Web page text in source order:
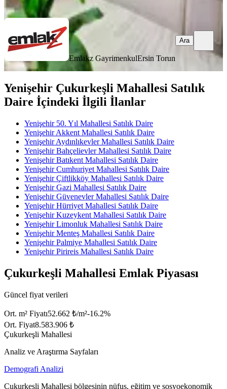
Ara
Emlakz GayrimenkulErsin Torun
Ara
Yenişehir Çukurkeşli Mahallesi Satılık
Daire İçindeki İlgili İlanlar
Yenişehir 50. Yıl Mahallesi Satılık Daire
Yenişehir Akkent Mahallesi Satılık Daire
Yenişehir Aydınlıkevler Mahallesi Satılık Daire
Yenişehir Bahçelievler Mahallesi Satılık Daire
Yenişehir Batıkent Mahallesi Satılık Daire
Yenişehir Cumhuriyet Mahallesi Satılık Daire
Yenişehir Çiftlikköy Mahallesi Satılık Daire
Yenişehir Gazi Mahallesi Satılık Daire
Yenişehir Güvenevler Mahallesi Satılık Daire
Yenişehir Hürriyet Mahallesi Satılık Daire
Yenişehir Kuzeykent Mahallesi Satılık Daire
Yenişehir Limonluk Mahallesi Satılık Daire
Yenişehir Menteş Mahallesi Satılık Daire
Yenişehir Palmiye Mahallesi Satılık Daire
Yenişehir Pirireis Mahallesi Satılık Daire
Çukurkeşli Mahallesi Emlak Piyasası
Güncel fiyat verileri
Ort. m² Fiyatı52.662 ₺/m²-16.2%
Ort. Fiyat8.583.906 ₺
Çukurkeşli Mahallesi
Analiz ve Araştırma Sayfaları
Demografi Analizi
Çukurkeşli Mahallesi bölgesinin nüfus, eğitim ve sosyoekonomik